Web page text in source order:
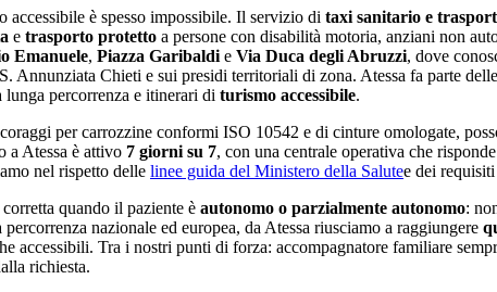
accessibile è spesso impossibile. Il servizio di taxi sanitario e
e trasporto protetto a persone con disabilità motoria, anziani non
Emanuele, Piazza Garibaldi e Via Duca degli Abruzzi, dove
Annunziata Chieti e sui presidi territoriali di zona. Atessa fa parte
percorrenza e itinerari di turismo accessibile.
per carrozzine conformi ISO 10542 e di cinture omologate,
a Atessa è attivo 7 giorni su 7, con una centrale operativa che
nel rispetto delle linee guida del Ministero della Salutee dei
quando il paziente è autonomo o parzialmente autonomo:
nazionale ed europea, da Atessa riusciamo a raggiungere
accessibili. Tra i nostri punti di forza: accompagnatore familiare
richiesta.